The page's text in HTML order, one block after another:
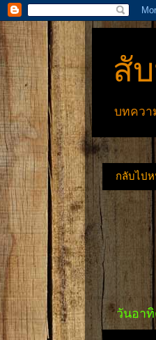
สั
บทควา
กลับไป
วันอา